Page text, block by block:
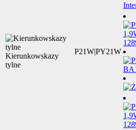
Kierunkowskazy
tylne
P21W|PY21W